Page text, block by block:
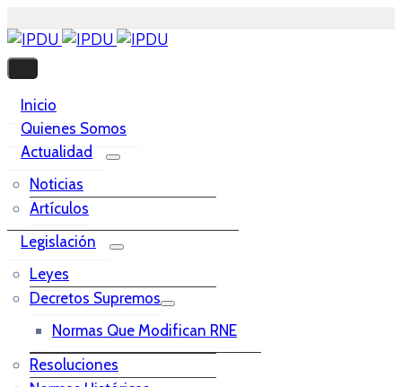
Inicio
Quienes Somos
Actualidad
Noticias
Artículos
Legislación
Leyes
Decretos Supremos
Normas Que Modifican RNE
Resoluciones